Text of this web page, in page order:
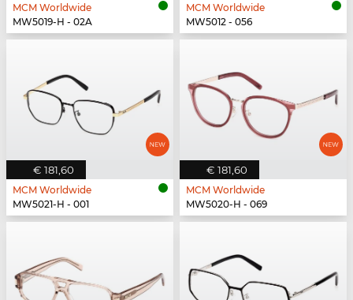
MCM Worldwide
MW5019-H - 02A
MCM Worldwide
MW5012 - 056
€ 181,60
MCM Worldwide
MW5021-H - 001
€ 181,60
MCM Worldwide
MW5020-H - 069